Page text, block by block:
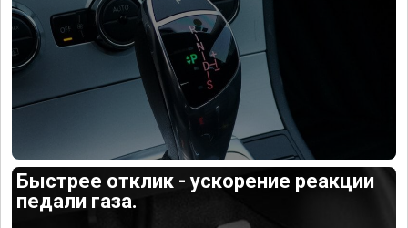
Быстрее отклик - ускорение реакции
педали газа.